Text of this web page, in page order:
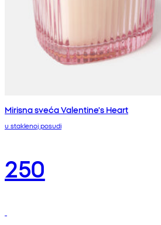
Mirisna sveća Valentine's Heart
u staklenoj posudi
250